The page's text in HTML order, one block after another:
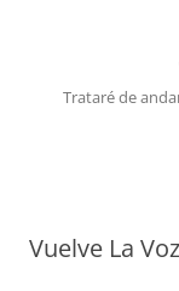
Trataré de
Vuelve La